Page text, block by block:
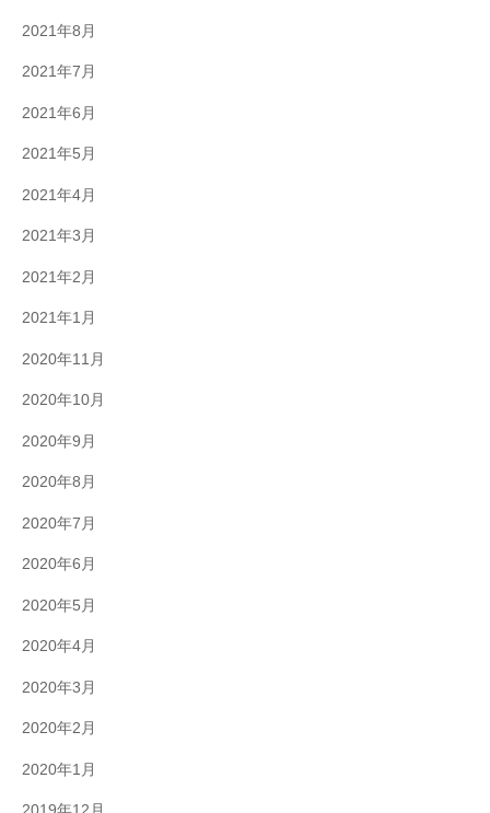
2021年8月
2021年7月
2021年6月
2021年5月
2021年4月
2021年3月
2021年2月
2021年1月
2020年11月
2020年10月
2020年9月
2020年8月
2020年7月
2020年6月
2020年5月
2020年4月
2020年3月
2020年2月
2020年1月